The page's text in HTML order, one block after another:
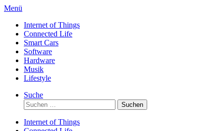
Direkt
Inhalt
Menü
Internet of Things
Connected Life
Smart Cars
Software
Hardware
Musik
Lifestyle
Suche
Suchen
nach:
Internet of Things